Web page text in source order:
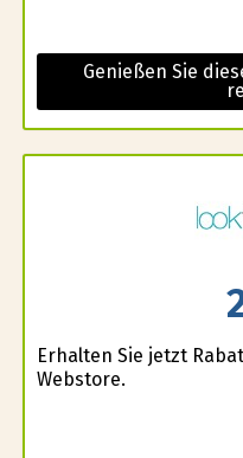
Genießen Sie
Erhalten Sie jetzt
Webstore.